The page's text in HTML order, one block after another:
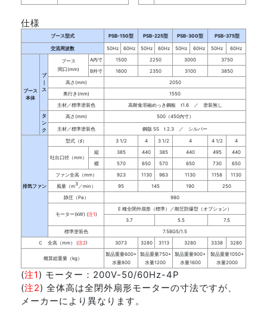
仕様
ブース型式 PSB-150型 PSB-225型 PSB-300型 PSB-375型
交流周波数 50Hz 60Hz 50Hz 60Hz 50Hz 60Hz 50Hz 60Hz
ブース
本体
ブ
｜
ス
ブース
間口(mm)
A内寸 1500 2250 3000
3750
B外寸
1600 2350 3100
3850
高さ(mm)
2050
奥行き(mm)
1550
主材／標準塗装色
高耐食溶融めっき鋼板 t1.6 ／ 塗装無し
タ
ン
ク
高さ(mm) 500（450内寸）
主材／標準塗装色 鋼版 SS t 2.3 ／ シルバー
排気ファン
型式（♯） 3 1/2 4 3 1/2 4 4 1/2 4
吐出口径（mm）
縦 385 440 385 440 495
440
横
570 650 570 650 730
650
ファン全高（mm）
923 1130 963 1130 1158
1130
風量（m3／min） 95 145 190
250
静圧（Pa）
980
モーター(kW) (注1)
E 種全閉外扇形（標準）／耐圧防爆型（オプション）
3.7
5.5
7.5
標準塗装色
7.5BG5/1.5
Ｃ 全高（mm） (注2) 3073 3280 3113 3280 3338 3280
概算総重量（kg）
製品重量600+
水量800
製品重量750+
水量1200
製品重量900+
水量1600
製品重量1050+
水量2000
(注1 ) モーター：200V-50/60Hz-4P
(注2) 全体高は全閉外扇形モーターの寸法ですが、
メーカーにより異なります。